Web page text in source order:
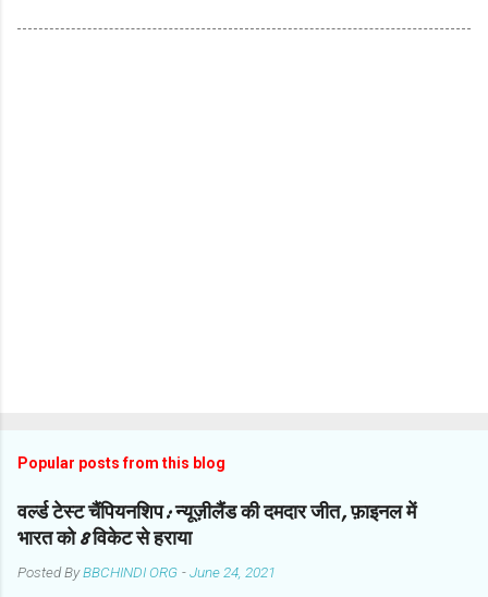
Popular posts from this blog
वर्ल्ड टेस्ट चैंपियनशिप: न्यूज़ीलैंड की दमदार जीत, फ़ाइनल में
भारत को 8 विकेट से हराया
Posted ByBBCHINDI ORG -June 24, 2021